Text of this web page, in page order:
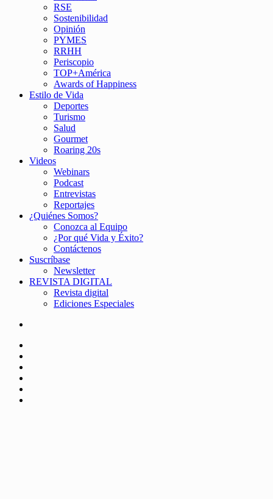
RSE
Sostenibilidad
Opinión
PYMES
RRHH
Periscopio
TOP+América
Awards of Happiness
Estilo de Vida
Deportes
Turismo
Salud
Gourmet
Roaring 20s
Videos
Webinars
Podcast
Entrevistas
Reportajes
¿Quiénes Somos?
Conozca al Equipo
¿Por qué Vida y Éxito?
Contáctenos
Suscríbase
Newsletter
REVISTA DIGITAL
Revista digital
Ediciones Especiales